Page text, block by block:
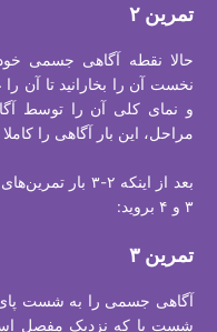
تمرین ۲
حالا نقطه آگاهی جسمی
نخست آن را بخارانید تا آن
و نمای کلی آن را توسط
مراحل، این بار آگاهی را
۳ و ۴ بروید:
تمرین ۳
آگاهی جسمی را به شست پای
شست پا که نزدیک مفصل